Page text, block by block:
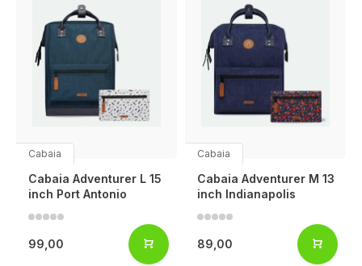
Cabaia
Cabaia Adventurer L 15
inch Port Antonio
99,00
Cabaia
Cabaia Adventurer M 13
inch Indianapolis
89,00